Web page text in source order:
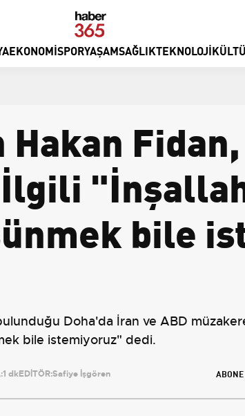
EKONOMISPORYAŞAMSAĞLIKTEKNOLOJI
bile
Doha'da İran ve ABD
bile istemiyoruz" dedi.
1 dkEDİTÖR:Safiye İşgören ABONE